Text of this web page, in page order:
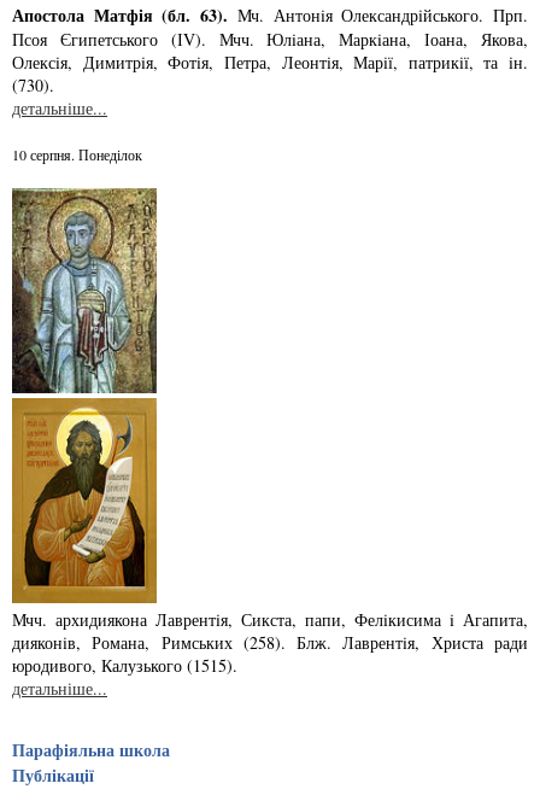
Апостола Матфія (бл. 63). Мч. Антонiя Олександрiйського. Прп.
Псоя Єгипетського (ІV). Мчч. Юлiана, Маркiана, Іоана, Якова,
Олексiя, Димитрiя, Фотiя, Петра, Леонтiя, Марiї, патрикiї, та iн.
(730).
детальніше...
10 серпня. Понеділок
Мчч. архидиякона Лаврентiя, Сикста, папи, Фелiкисима i Агапита,
дияконiв, Ро­­мана, Римських (258). Блж. Лаврентiя, Христа ради
юродивого, Калузького (1515).
детальніше...
Парафіяльна школа
Публікації